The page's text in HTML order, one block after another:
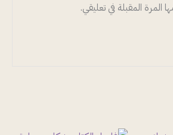
المرة المقبلة في تعليقي.